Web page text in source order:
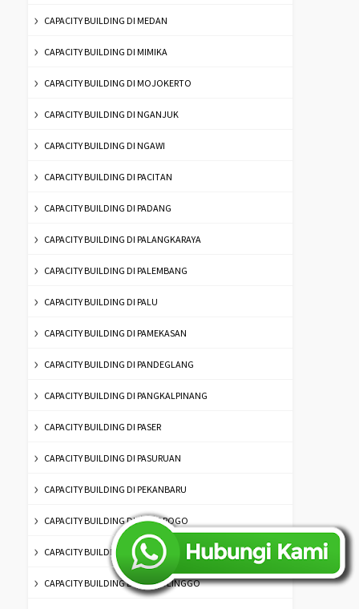
CAPACITY BUILDING DI MEDAN
CAPACITY BUILDING DI MIMIKA
CAPACITY BUILDING DI MOJOKERTO
CAPACITY BUILDING DI NGANJUK
CAPACITY BUILDING DI NGAWI
CAPACITY BUILDING DI PACITAN
CAPACITY BUILDING DI PADANG
CAPACITY BUILDING DI PALANGKARAYA
CAPACITY BUILDING DI PALEMBANG
CAPACITY BUILDING DI PALU
CAPACITY BUILDING DI PAMEKASAN
CAPACITY BUILDING DI PANDEGLANG
CAPACITY BUILDING DI PANGKALPINANG
CAPACITY BUILDING DI PASER
CAPACITY BUILDING DI PASURUAN
CAPACITY BUILDING DI PEKANBARU
CAPACITY BUILDING DI PONOROGO
CAPACITY BUILDING DI PONTIANAK
CAPACITY BUILDING DI PROBOLINGGO